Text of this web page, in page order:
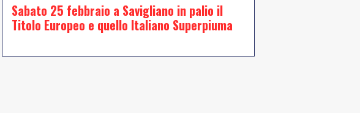
Sabato 25 febbraio a Savigliano in palio il
Titolo Europeo e quello Italiano Superpiuma